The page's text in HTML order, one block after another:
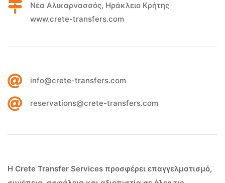
Νέα Αλικαρνασσός, Ηράκλειο Κρήτης
www.crete-transfers.com
info@crete-transfers.com
reservations@crete-transfers.com
Η Crete Transfer Services προσφέρει επαγγελματισμό,